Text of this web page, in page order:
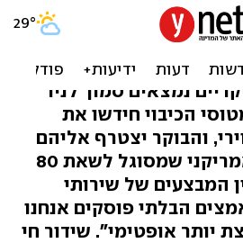
המאבק
מוקדים
נמצאים סמוך לניר
הכיבוי חידשו את
והבוקר יצטרף אליהם
ה"סופרטאנקר" האמריקני שמסוגל לשאת 80
המבצעים של שירותי
הבלתי פוסקים אנחנו
יותר אופטימי". שידור חי